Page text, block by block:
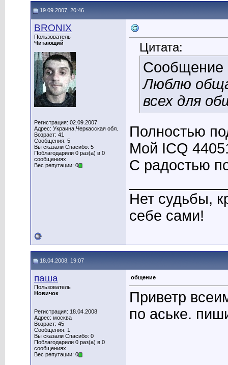
19.09.2007, 20:46
BRONIX
Пользователь
Читающий
Регистрация: 02.09.2007
Адрес: Украина,Черкасская обл.
Возраст: 41
Сообщения: 5
Вы сказали Спасибо: 5
Поблагодарили 0 раз(а) в 0
сообщениях
Вес репутации: 0
Цитата:
Сообщение
Люблю
всех для
Полностью
Мой ICQ
С радостью
Нет судьбы,
себе сами!
18.04.2008, 19:07
паша
Пользователь
Новичок
Регистрация: 18.04.2008
Адрес: москва
Возраст: 45
Сообщения: 1
Вы сказали Спасибо: 0
Поблагодарили 0 раз(а) в 0
сообщениях
Вес репутации: 0
общение
Приветр
по аське.